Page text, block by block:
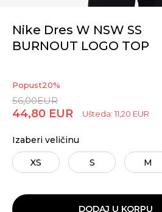
Nike Dres W NSW SS
BURNOUT LOGO TOP
Popust20%
56,00EUR
44,80 EUR Ušteda: 11,20 EUR
Izaberi veličinu
XS S M
DODAJ U KORPU